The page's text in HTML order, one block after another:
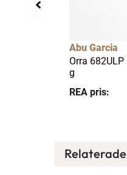
Abu Garcia
Orra
g
REA pris: